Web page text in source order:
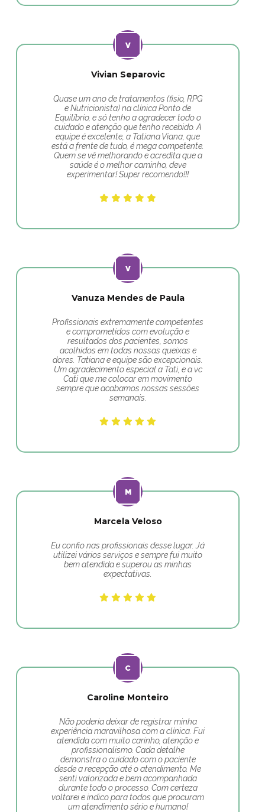
Vivian Separovic
Quase um ano de tratamentos (fisio, RPG
e Nutricionista) na clínica Ponto de
Equilíbrio, e só tenho a agradecer todo o
cuidado e atenção que tenho recebido. A
equipe é excelente, a Tatiana Viana, que
está a frente de tudo, é mega competente.
Quem se vê melhorando e acredita que a
saúde é o melhor caminho, deve
experimentar! Super recomendo!!!
Vanuza Mendes de Paula
Profissionais extremamente competentes
e comprometidos com evolução e
resultados dos pacientes, somos
acolhidos em todas nossas queixas e
dores. Tatiana e equipe são excepcionais.
Um agradecimento especial a Tati, e a vc
Cati que me colocar em movimento
sempre que acabamos nossas sessões
semanais.
Marcela Veloso
Eu confio nas profissionais desse lugar. Já
utilizei vários serviços e sempre fui muito
bem atendida e superou as minhas
expectativas.
Caroline Monteiro
Não poderia deixar de registrar minha
experiência maravilhosa com a clínica. Fui
atendida com muito carinho, atenção e
profissionalismo. Cada detalhe
demonstra o cuidado com o paciente
desde a recepção até o atendimento. Me
senti valorizada e bem acompanhada
durante todo o processo. Com certeza
voltarei e indico para todos que procuram
um atendimento sério e humano!